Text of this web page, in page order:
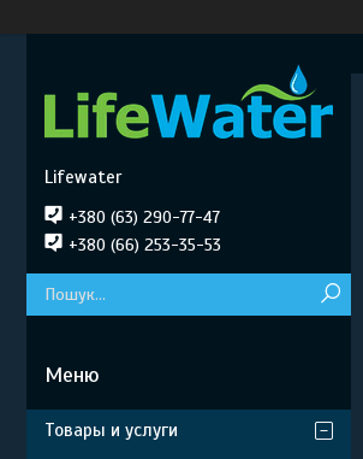
Lifewater
+380 (63) 290-77-47
+380 (66) 253-35-53
Товары и услуги